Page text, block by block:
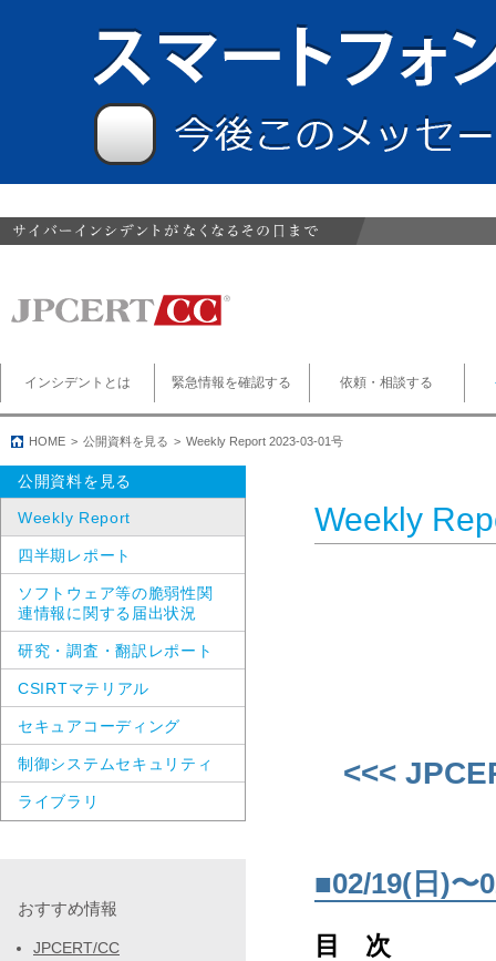
インシデントとは 緊急情報を確認する 依頼・相談する
HOME 公開資料を見る Weekly Report 2023-03-01号
Weekly
<<<
■02/19(日)〜
目 次
公開資料を見る
Weekly Report
四半期レポート
ソフトウェア等の脆弱性関
連情報に関する届出状況
研究・調査・翻訳レポート
CSIRTマテリアル
セキュアコーディング
制御システムセキュリティ
ライブラリ
おすすめ情報
JPCERT/CC